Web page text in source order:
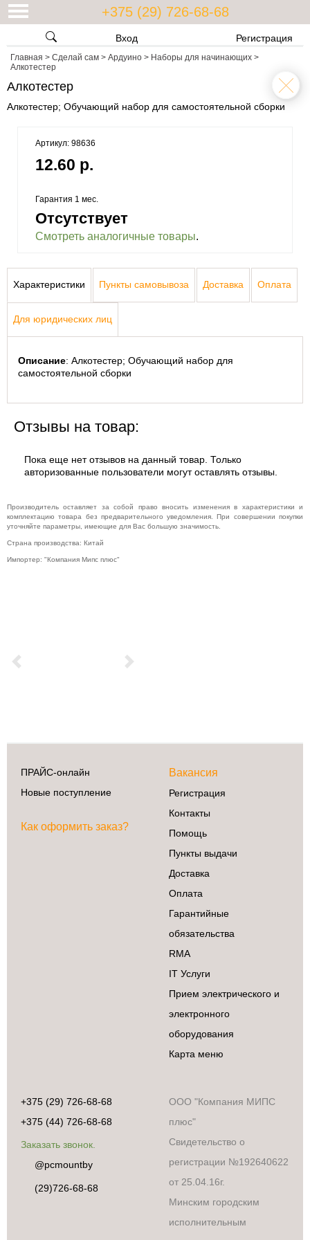
+375 (29) 726-68-68
Вход Регистрация
Previous Next
Главная > Сделай сам > Ардуино > Наборы для начинающих >
Алкотестер
Алкотестер
Алкотестер; Обучающий набор для самостоятельной сборки
Артикул: 98636
12.60 р.
Гарантия 1 мес.
Отсутствует
Смотреть аналогичные товары.
Характеристики Пункты самовывоза Доставка Оплата
Для юридических лиц
Описание: Алкотестер; Обучающий набор для
самостоятельной сборки
Отзывы на товар:
Пока еще нет отзывов на данный товар. Только
авторизованные пользователи могут оставлять отзывы.
Производитель оставляет за собой право вносить изменения в характеристики и
комплектацию товара без предварительного уведомления. При совершении покупки
уточняйте параметры, имеющие для Вас большую значимость.
Страна производства: Китай
Импортер: "Компания Мипс плюс"
ПРАЙС-онлайн
Новые поступление
Как оформить заказ?
Вакансия
Регистрация
Контакты
Помощь
Пункты выдачи
Доставка
Оплата
Гарантийные
обязательства
RMA
IT Услуги
Прием электрического и
электронного
оборудования
Карта меню
+375 (29) 726-68-68
+375 (44) 726-68-68
Заказать звонок.
@pcmountby
(29)726-68-68
ООО "Компания МИПС
плюс"
Свидетельство о
регистрации №192640622
от 25.04.16г.
Минским городским
исполнительным